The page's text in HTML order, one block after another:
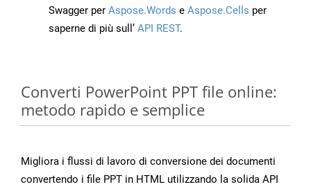
Swagger per Aspose.Words e Aspose.Cells per
saperne di più sull’ API REST.
Converti PowerPoint PPT file online:
metodo rapido e semplice
Migliora i flussi di lavoro di conversione dei documenti
convertendo i file PPT in HTML utilizzando la solida API